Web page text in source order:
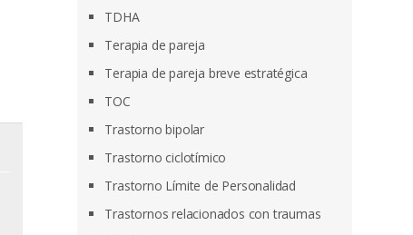
TDHA
Terapia de pareja
Terapia de pareja breve estratégica
TOC
Trastorno bipolar
Trastorno ciclotímico
Trastorno Límite de Personalidad
Trastornos relacionados con traumas